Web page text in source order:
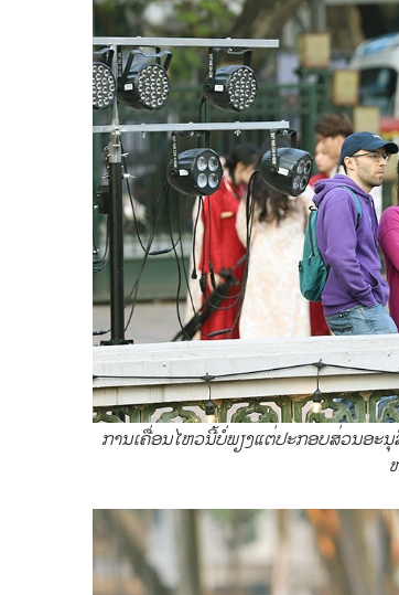
ການເຄື່ອນໄຫວນີ້ບໍ່ພຽງແຕ່ປະກອບສ່ວນອະ